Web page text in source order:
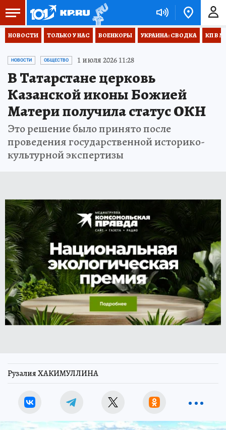
НОВОСТИ ТОЛЬКО У НАС ВОЕНКОРЫ УКРАИНА: СВОДКА КП В
НОВОСТИ ОБЩЕСТВО 1 июля 2026 11:28
В Татарстане церковь
Казанской иконы Божией
Матери получила статус ОКН
Это решение было принято после
проведения государственной историко-
культурной экспертизы
Рузалия ХАКИМУЛЛИНА